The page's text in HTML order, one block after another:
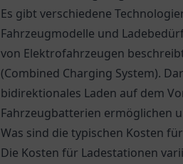
Es gibt verschiedene
Fahrzeugmodelle und
von Elektrofahrzeugen
(Combined Charging System).
bidirektionales Laden auf dem
Fahrzeugbatterien ermöglichen
Was sind die typischen Kosten
Die Kosten für Ladestationen